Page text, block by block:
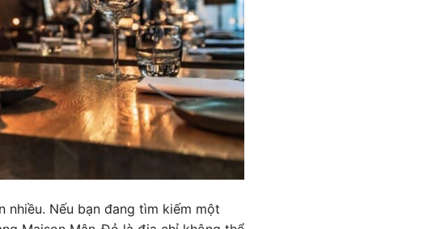
Nếu bạn đang tìm kiếm một